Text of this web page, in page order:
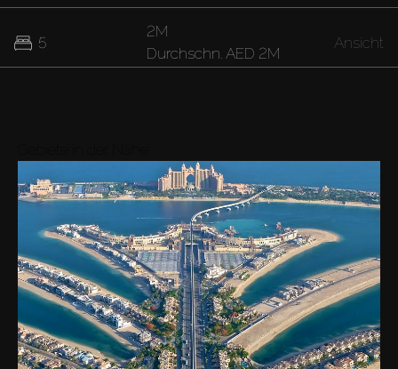
5
2M
Durchschn. AED 2M
Ansicht